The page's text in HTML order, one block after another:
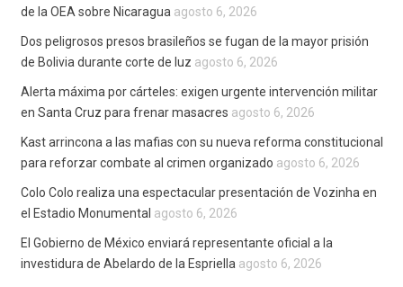
de la OEA sobre Nicaragua agosto 6, 2026
Dos peligrosos presos brasileños se fugan de la mayor prisión
de Bolivia durante corte de luz agosto 6, 2026
Alerta máxima por cárteles: exigen urgente intervención militar
en Santa Cruz para frenar masacres agosto 6, 2026
Kast arrincona a las mafias con su nueva reforma constitucional
para reforzar combate al crimen organizado agosto 6, 2026
Colo Colo realiza una espectacular presentación de Vozinha en
el Estadio Monumental agosto 6, 2026
El Gobierno de México enviará representante oficial a la
investidura de Abelardo de la Espriella agosto 6, 2026